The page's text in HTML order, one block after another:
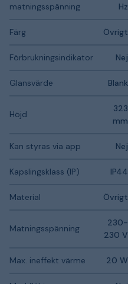
matningsspänning
Hz
Färg Övrigt
Förbrukningsindikator Nej
Glansvärde Blank
Höjd
323
mm
Kan styras via app Nej
Kapslingsklass (IP) IP44
Material Övrigt
Matningsspänning
230-
230 V
Max. ineffekt värme 20 W